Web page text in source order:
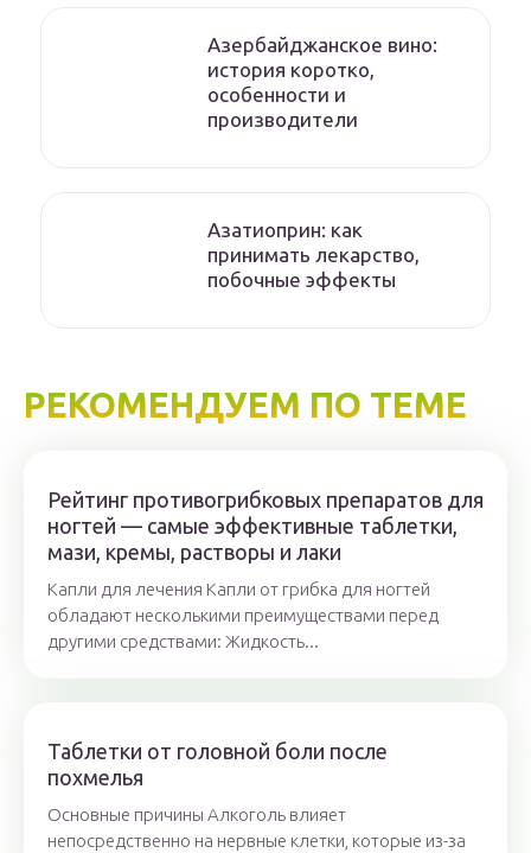
Азербайджанское вино:
история коротко,
особенности и
производители
Азатиоприн: как
принимать лекарство,
побочные эффекты
РЕКОМЕНДУЕМ ПО ТЕМЕ
Рейтинг противогрибковых препаратов для
ногтей — самые эффективные таблетки,
мази, кремы, растворы и лаки
Капли для лечения Капли от грибка для ногтей
обладают несколькими преимуществами перед
другими средствами: Жидкость...
Таблетки от головной боли после
похмелья
Основные причины Алкоголь влияет
непосредственно на нервные клетки, которые из-за